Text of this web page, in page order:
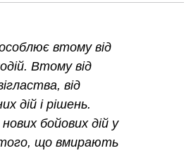
втому від
Втому від
від
дій і рішень.
бойових дій у
того, що вмирають